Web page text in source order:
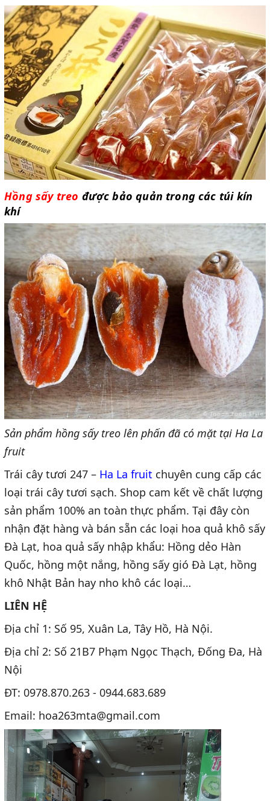
Hồng sấy treo được bảo quản trong các túi kín
khí
Sản phẩm hồng sấy treo lên phấn đã có mặt tại Ha La
fruit
Trái cây tươi 247 – Ha La fruit chuyên cung cấp các
loại trái cây tươi sạch. Shop cam kết về chất lượng
sản phẩm 100% an toàn thực phẩm. Tại đây còn
nhận đặt hàng và bán sẵn các loại hoa quả khô sấy
Đà Lạt, hoa quả sấy nhập khẩu: Hồng dẻo Hàn
Quốc, hồng một nắng, hồng sấy gió Đà Lạt, hồng
khô Nhật Bản hay nho khô các loại…
LIÊN HỆ
Địa chỉ 1: Số 95, Xuân La, Tây Hồ, Hà Nội.
Địa chỉ 2: Số 21B7 Phạm Ngọc Thạch, Đống Đa, Hà
Nội
ĐT: 0978.870.263 - 0944.683.689
Email: hoa263mta@gmail.com